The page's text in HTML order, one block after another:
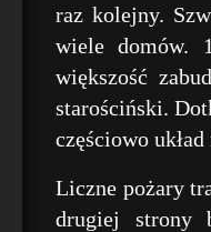
raz kolejny.
wiele domów.
większość
starościński.
częściowo
Liczne pożary
drugiej strony